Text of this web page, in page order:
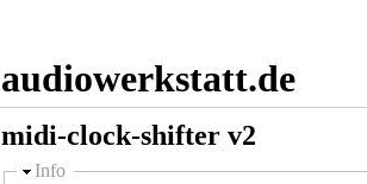
audiowerkstatt.de
midi-clock-shifter v2
Ausblenden
Info